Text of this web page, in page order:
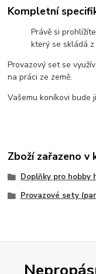
Kompletní
Právě si
který se skládá
Provazový set se
na práci ze země.
Vašemu koníkovi bude
Zboží zařazeno v
Doplňky pro hobby
Provazové sety